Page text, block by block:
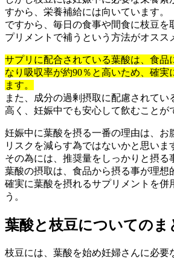
すから、栄養補給には向いています。
ですから、毎日の食事や間食に枝豆を
プリメントで補うという方法がオスス
サプリに配合されている葉酸は、食品
なり吸収率が約90％と高いため、確実
ます。
また、成分の過剰摂取に配慮されてい
高く、妊娠中でも安心して飲むことが
妊娠中に葉酸を摂る一番の理由は、お
リスクを減らす為ではないかと思いま
その為には、推奨量をしっかりと摂る
葉酸の摂取は、食品から摂る事が理想
確実に葉酸を摂れるサプリメントを併
う。
葉酸と枝豆についてのま
枝豆には、葉酸を始め妊婦さんに必要